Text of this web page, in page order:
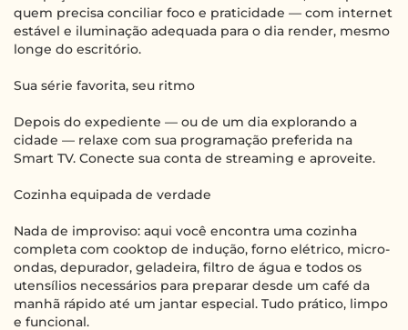
quem precisa conciliar foco e praticidade — com internet
estável e iluminação adequada para o dia render, mesmo
longe do escritório.
Sua série favorita, seu ritmo
Depois do expediente — ou de um dia explorando a
cidade — relaxe com sua programação preferida na
Smart TV. Conecte sua conta de streaming e aproveite.
Cozinha equipada de verdade
Nada de improviso: aqui você encontra uma cozinha
completa com cooktop de indução, forno elétrico, micro-
ondas, depurador, geladeira, filtro de água e todos os
utensílios necessários para preparar desde um café da
manhã rápido até um jantar especial. Tudo prático, limpo
e funcional.